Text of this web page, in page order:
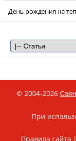
День рождения на
© 2004-2026
При
Правила сайта |